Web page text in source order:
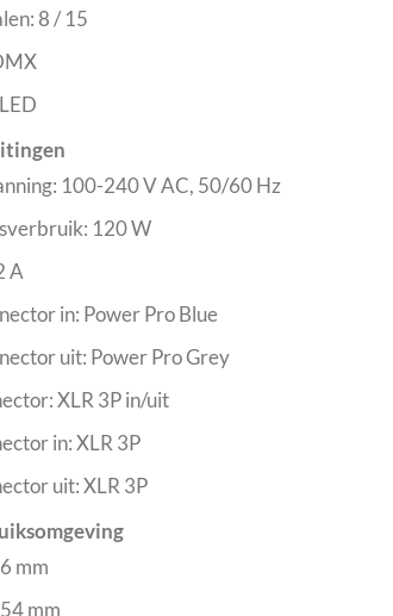
8 / 15
100-240 V AC, 50/60 Hz
120 W
A
in: Power Pro Blue
uit: Power Pro Grey
XLR 3P in/uit
in: XLR 3P
uit: XLR 3P
mm
mm